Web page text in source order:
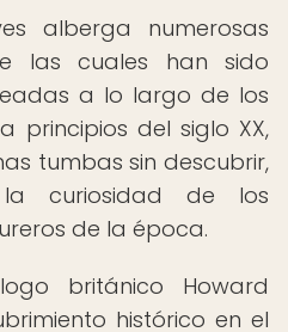
alberga numerosas
las cuales han sido
a lo largo de los
principios del siglo XX,
tumbas sin descubrir,
curiosidad de los
de la época.
británico Howard
histórico en el